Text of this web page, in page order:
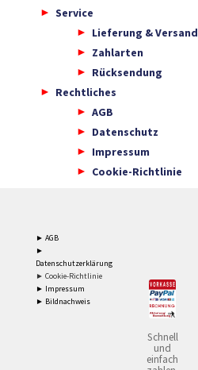
Service
Lieferung & Versand
Zahlarten
Rücksendung
Rechtliches
AGB
Datenschutz
Impressum
Cookie-Richtlinie
► AGB
►
Datenschutzerklärung
► Cookie-Richtlinie
► Impressum
► Bildnachweis
Schnell
und
einfach